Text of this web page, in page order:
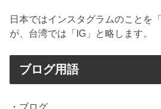
日本ではインスタグラムのことを
が、台湾では「IG」と略します。
ブログ用語
・ブログ